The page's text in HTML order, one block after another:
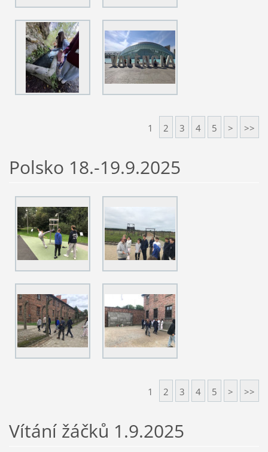
1 2 3 4 5 > >>
Polsko 18.-19.9.2025
1 2 3 4 5 > >>
Vítání žáčků 1.9.2025